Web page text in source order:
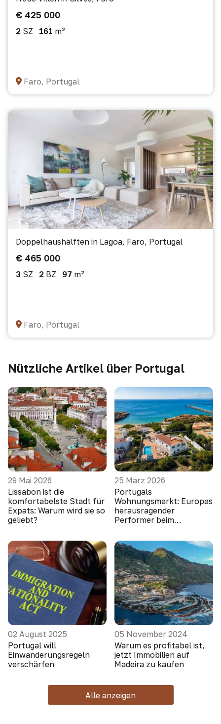
€ 425 000
2 SZ 161 m²
Faro, Portugal
Doppelhaushälften in Lagoa, Faro, Portugal
€ 465 000
3 SZ 2 BZ 97 m²
Faro, Portugal
Nützliche Artikel über Portugal
29 Mai 2026
Lissabon ist die
komfortabelste Stadt für
Expats: Warum wird sie so
geliebt?
25 März 2026
Portugals
Wohnungsmarkt: Europas
herausragender
Performer beim
02 August 2025
Portugal will
Einwanderungsregeln
verschärfen
05 November 2024
Warum es profitabel ist,
jetzt Immobilien auf
Madeira zu kaufen
Alle anzeigen